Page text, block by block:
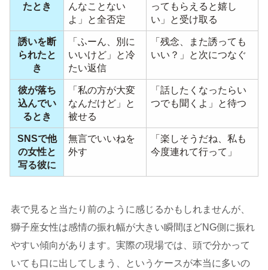
たとき
んなことない
よ」と全否定
ってもらえると嬉し
い」と受け取る
誘いを断
られたと
き
「ふーん、別に
いいけど」と冷
たい返信
「残念、また誘っても
いい？」と次につなぐ
彼が落ち
込んでい
るとき
「私の方が大変
なんだけど」と
被せる
「話したくなったらい
つでも聞くよ」と待つ
SNSで他
の女性と
写る彼に
無言でいいねを
外す
「楽しそうだね、私も
今度連れて行って」
表で見ると当たり前のように感じるかもしれませんが、
獅子座女性は感情の振れ幅が大きい瞬間ほどNG側に振れ
やすい傾向があります。実際の現場では、頭で分かって
いても口に出してしまう、というケースが本当に多いの